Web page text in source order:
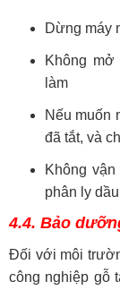
Dừng máy
Không
làm
Nếu muốn
đã tắt, và
Không
phân ly
4.4. Bảo
Đối với môi
công nghiệp gỗ